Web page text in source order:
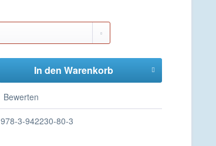
In den Warenkorb
Bewerten
978-3-942230-80-3